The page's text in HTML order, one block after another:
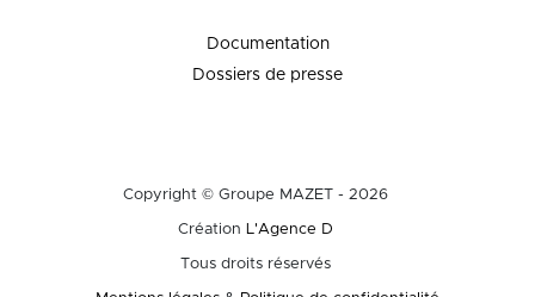
Documentation
Dossiers de presse
Copyright © Groupe MAZET - 2026
Création L'Agence D
Tous droits réservés